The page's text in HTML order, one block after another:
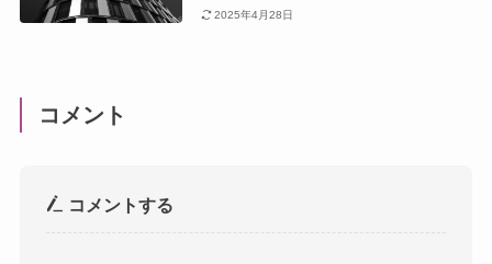
2025年4月28日
コメント
コメントする